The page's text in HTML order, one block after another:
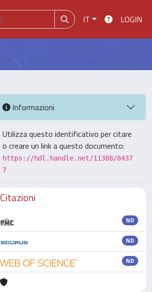
IT LOGIN
Informazioni
Utilizza questo identificativo per citare
o creare un link a questo documento:
https://hdl.handle.net/11388/8437
7
Citazioni
ND
ND
ND